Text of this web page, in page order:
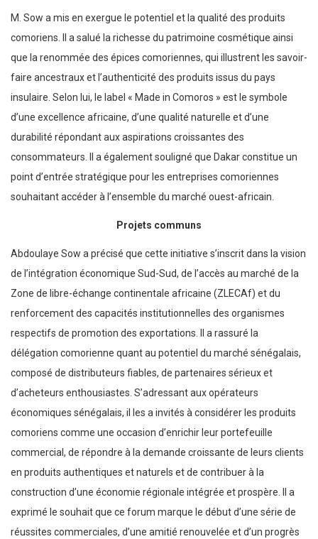
M. Sow a mis en exergue le potentiel et la qualité des produits
comoriens. Il a salué la richesse du patrimoine cosmétique ainsi
que la renommée des épices comoriennes, qui illustrent les savoir-
faire ancestraux et l’authenticité des produits issus du pays
insulaire. Selon lui, le label « Made in Comoros » est le symbole
d’une excellence africaine, d’une qualité naturelle et d’une
durabilité répondant aux aspirations croissantes des
consommateurs. Il a également souligné que Dakar constitue un
point d’entrée stratégique pour les entreprises comoriennes
souhaitant accéder à l’ensemble du marché ouest-africain.
Projets communs
Abdoulaye Sow a précisé que cette initiative s’inscrit dans la vision
de l’intégration économique Sud-Sud, de l’accès au marché de la
Zone de libre-échange continentale africaine (ZLECAf) et du
renforcement des capacités institutionnelles des organismes
respectifs de promotion des exportations. Il a rassuré la
délégation comorienne quant au potentiel du marché sénégalais,
composé de distributeurs fiables, de partenaires sérieux et
d’acheteurs enthousiastes. S’adressant aux opérateurs
économiques sénégalais, il les a invités à considérer les produits
comoriens comme une occasion d’enrichir leur portefeuille
commercial, de répondre à la demande croissante de leurs clients
en produits authentiques et naturels et de contribuer à la
construction d’une économie régionale intégrée et prospère. Il a
exprimé le souhait que ce forum marque le début d’une série de
réussites commerciales, d’une amitié renouvelée et d’un progrès